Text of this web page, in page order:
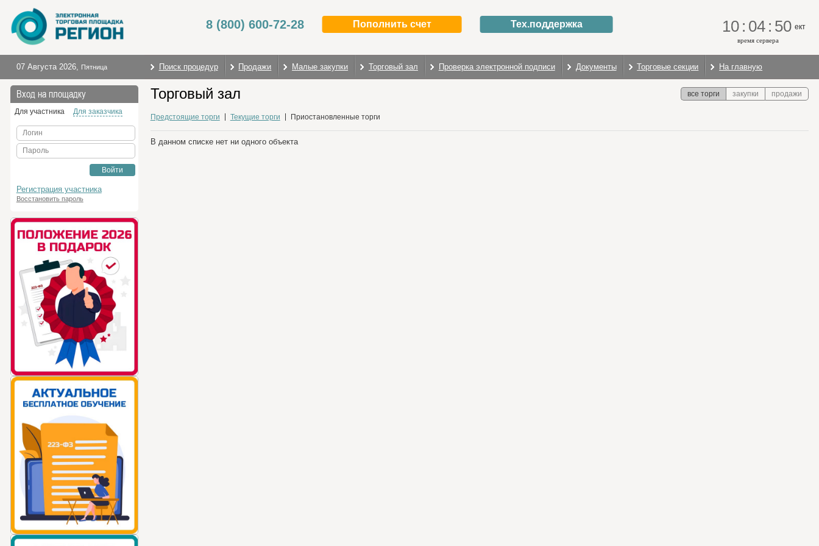
8 (800) 600-72-28 Пополнить счет Тех.поддержка 10 : 04 : 51 ект
время сервера
07 Августа 2026, Пятница Поиск процедур Продажи Малые закупки Торговый зал Проверка электронной подписи Документы Торговые секции На главную
Вход на площадку
Для участника Для заказчика
Логин
Пароль
Войти
Регистрация участника
Восстановить пароль
Торговый зал все торги закупки продажи
Предстоящие торги Текущие торги Приостановленные торги
В данном списке нет ни одного объекта